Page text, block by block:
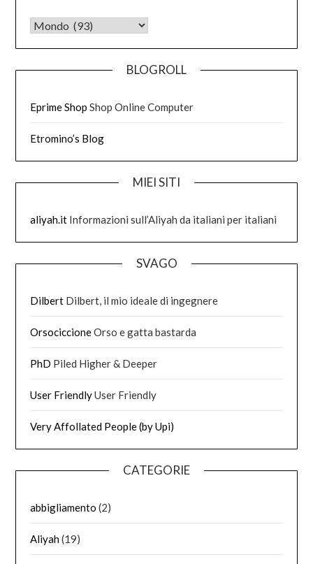
DI COSA HO SCRITTO
BLOGROLL
Eprime Shop Shop Online Computer
Etromino’s Blog
MIEI SITI
aliyah.it Informazioni sull’Aliyah da italiani per italiani
SVAGO
Dilbert Dilbert, il mio ideale di ingegnere
OrsociccioneOrso e gatta bastarda
PhD Piled Higher & Deeper
User FriendlyUser Friendly
Very Affollated People (by Upi)
CATEGORIE
abbigliamento (2)
Aliyah(19)